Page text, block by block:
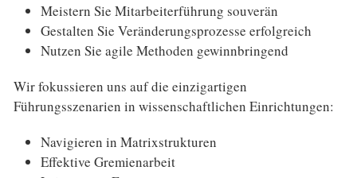
Meistern Sie Mitarbeiterführung souverän
Gestalten Sie Veränderungsprozesse erfolgreich
Nutzen Sie agile Methoden gewinnbringend
Wir fokussieren uns auf die einzigartigen
Führungsszenarien in wissenschaftlichen Einrichtungen:
Navigieren in Matrixstrukturen
Effektive Gremienarbeit